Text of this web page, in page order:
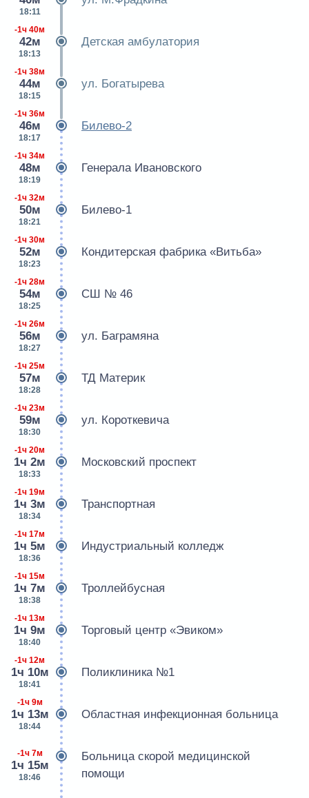
18:11
-1ч 40м
42м
18:13
Детская амбулатория
-1ч 38м
44м
18:15
ул. Богатырева
-1ч 36м
46м
18:17
Билево-2
-1ч 34м
48м
18:19
Генерала Ивановского
-1ч 32м
50м
18:21
Билево-1
-1ч 30м
52м
18:23
Кондитерская фабрика «Витьба»
-1ч 28м
54м
18:25
СШ № 46
-1ч 26м
56м
18:27
ул. Баграмяна
-1ч 25м
57м
18:28
ТД Материк
-1ч 23м
59м
18:30
ул. Короткевича
-1ч 20м
1ч 2м
18:33
Московский проспект
-1ч 19м
1ч 3м
18:34
Транспортная
-1ч 17м
1ч 5м
18:36
Индустриальный колледж
-1ч 15м
1ч 7м
18:38
Троллейбусная
-1ч 13м
1ч 9м
18:40
Торговый центр «Эвиком»
-1ч 12м
1ч 10м
18:41
Поликлиника №1
-1ч 9м
1ч 13м
18:44
Областная инфекционная больница
-1ч 7м
1ч 15м
18:46
Больница скорой медицинской
помощи